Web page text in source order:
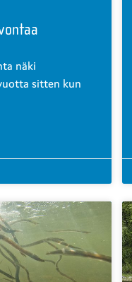
näki
sitten kun